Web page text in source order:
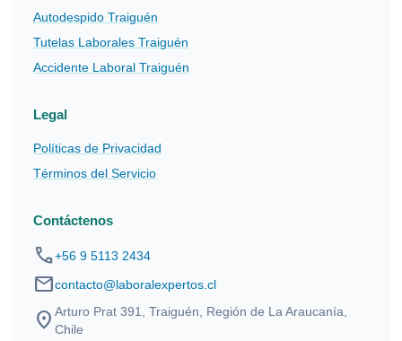
Autodespido Traiguén
Tutelas Laborales Traiguén
Accidente Laboral Traiguén
Legal
Políticas de Privacidad
Términos del Servicio
Contáctenos
phone+56 9 5113 2434
mailcontacto@laboralexpertos.cl
location_onArturo Prat 391, Traiguén, Región de La Araucanía,
Chile